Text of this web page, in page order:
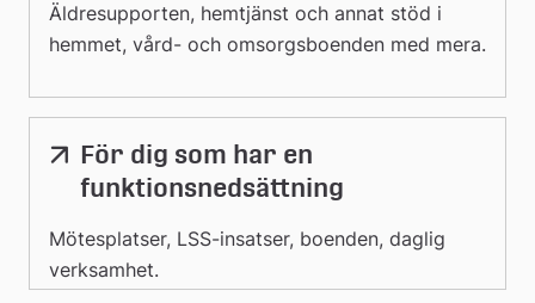
Äldresupporten, hemtjänst och annat stöd i
hemmet, vård- och omsorgsboenden med mera.
För dig som har en
funktionsnedsättning
Mötesplatser, LSS-insatser, boenden, daglig
verksamhet.